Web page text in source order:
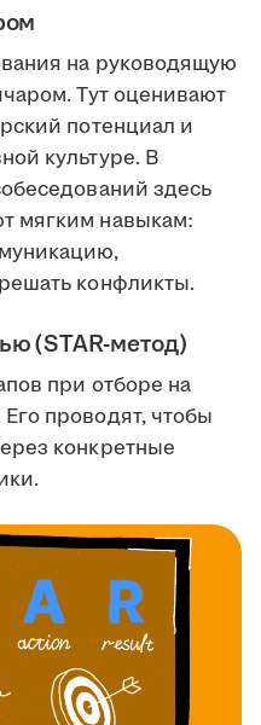
на руководящую
Тут оценивают
потенциал и
культуре. В
здесь
мягким навыкам:
конфликты.
(STAR-метод)
при отборе на
проводят, чтобы
конкретные